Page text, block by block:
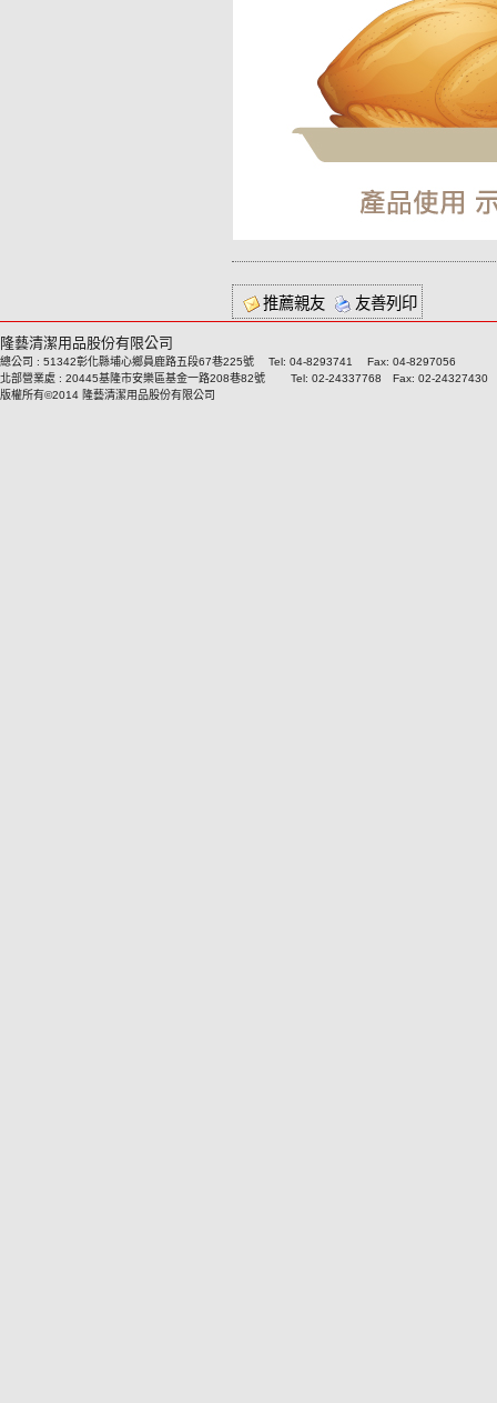
推薦親友 友善列印
隆藝清潔用品股份有限公司
總公司 : 51342彰化縣埔心鄉員鹿路五段67巷225號 Tel: 04-8293741 Fax: 04-8297056
北部營業處 : 20445基隆市安樂區基金一路208巷82號 Tel: 02-24337768 Fax: 02-24327430
版權所有©2014 隆藝清潔用品股份有限公司